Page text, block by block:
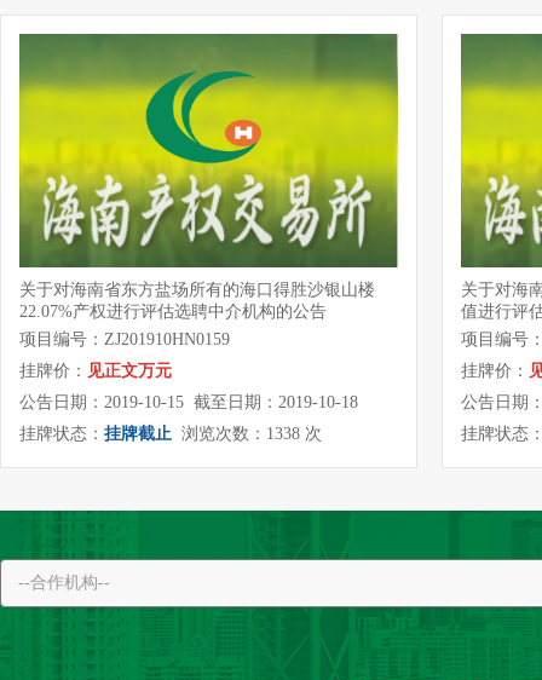
关于对海南省东方盐场所有的海口得胜沙银山楼
22.07%产权进行评估选聘中介机构的公告
项目编号：ZJ201910HN0159
挂牌价： 见正文万元
公告日期：2019-10-15 截至日期：2019-10-18
挂牌状态： 挂牌截止 浏览次数：1338 次
关于对海
值进行评
项目编号
挂牌价：
公告日期
挂牌状态